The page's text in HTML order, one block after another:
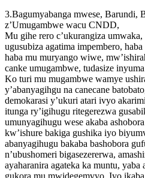
3.Bagumyabanga mwese, Barundi,
z’Umugambwe wacu CNDD,
Mu gihe rero c’ukurangiza
ugusubiza agatima impembero,
haba mu muryango wiwe,
canke umugambwe, tudasize
Ko turi mu mugambwe wamye
y’abanyagihgu na canecane
demokarasi y’ukuri atari ivyo
itunga ry’igihugu ritegerezwa
umunyagihugu wese akaba
kw’ishure bakiga gushika iyo
abanyagihugu bakaba bashobora
n’ubushomeri bigasezererwa,
ayaharanira agateka ka muntu, yaba